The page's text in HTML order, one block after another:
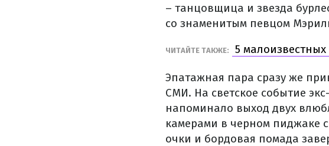
– танцовщица и звезда
со знаменитым певцом
ЧИТАЙТЕ ТАКЖЕ: 5
Эпатажная пара сразу же
СМИ. На светское событие
напоминало выход двух
камерами в черном пиджаке
очки и бордовая помада